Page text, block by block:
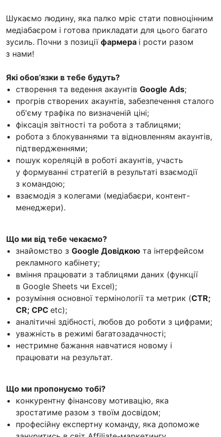
Шукаємо людину, яка палко мріє стати повноцінним
медіабаєром і готова прикладати для цього багато
зусиль. Почни з позиції фармера і рости разом
з нами!
Які обов’язки в тебе будуть?
створення та ведення акаунтів Google Ads;
прогрів створених акаунтів, забезпечення сталого
об'єму трафіка по визначеній ціні;
фіксація звітності та робота з таблицями;
робота з блокуваннями та відновленням акаунтів,
підтвердженнями;
пошук кореляцій в роботі акаунтів, участь
у формуванні стратегій в результаті взаємодії
з командою;
взаємодія з колегами (медіабаєри, контент-
менеджери).
Що ми від тебе чекаємо?
знайомство з Google Довідкою та інтерфейсом
рекламного кабінету;
вміння працювати з таблицями даних (функції
в Google Sheets чи Excel);
розуміння основної термінології та метрик (CTR;
CR; CPC etc);
аналітичні здібності, любов до роботи з цифрами;
уважність в режимі багатозадачності;
нестримне бажання навчатися новому і
працювати на результат.
Що ми пропонуємо тобі?
конкурентну фінансову мотивацію, яка
зростатиме разом з твоїм досвідом;
професійну експертну команду, яка допоможе